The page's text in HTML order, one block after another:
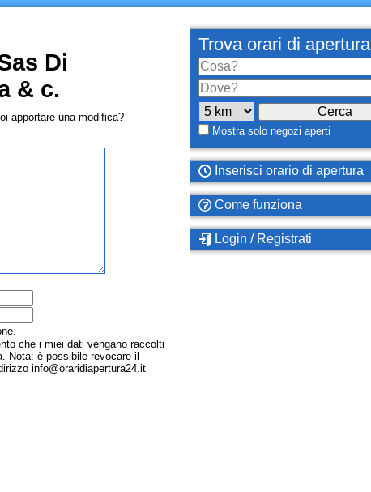
Di
& c.
apportare una modifica?
che i miei dati vengano raccolti
Nota: è possibile revocare il
info@oraridiapertura24.it
Trova orari di apertura
Mostra solo negozi aperti
Inserisci orario di apertura
Come funziona
Login / Registrati